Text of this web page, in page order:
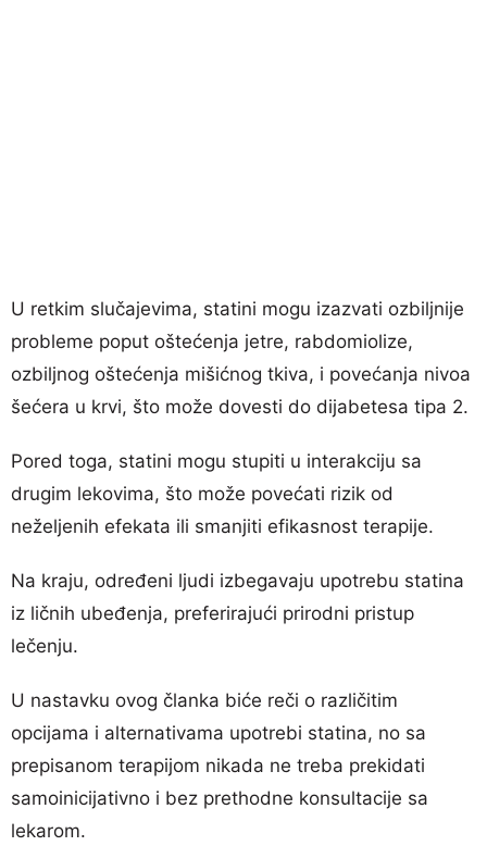
U retkim slučajevima, statini mogu izazvati ozbiljnije
probleme poput oštećenja jetre, rabdomiolize,
ozbiljnog oštećenja mišićnog tkiva, i povećanja nivoa
šećera u krvi, što može dovesti do dijabetesa tipa 2.
Pored toga, statini mogu stupiti u interakciju sa
drugim lekovima, što može povećati rizik od
neželjenih efekata ili smanjiti efikasnost terapije.
Na kraju, određeni ljudi izbegavaju upotrebu statina
iz ličnih ubeđenja, preferirajući prirodni pristup
lečenju.
U nastavku ovog članka biće reči o različitim
opcijama i alternativama upotrebi statina, no sa
prepisanom terapijom nikada ne treba prekidati
samoinicijativno i bez prethodne konsultacije sa
lekarom.